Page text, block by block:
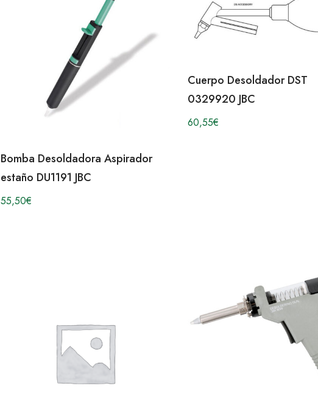
Bomba Desoldadora Aspirador
estaño DU1191 JBC
55,50€
Cuerpo Desoldador DST
0329920 JBC
60,55€